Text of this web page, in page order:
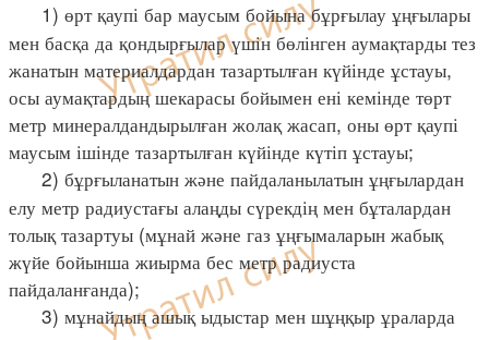
1) өрт қаупі бар маусым бойына бұрғылау ұңғылары
мен басқа да қондырғылар үшін бөлінген аумақтарды тез
жанатын материалдардан тазартылған күйінде ұстауы,
осы аумақтардың шекарасы бойымен ені кемінде төрт
метр минералдандырылған жолақ жасап, оны өрт қаупі
маусым ішінде тазартылған күйінде күтіп ұстауы;
2) бұрғыланатын және пайдаланылатын ұңғылардан
елу метр радиустағы алаңды сүрекдің мен бұталардан
толық тазартуы (мұнай және газ ұңғымаларын жабық
жүйе бойынша жиырма бес метр радиуста
пайдаланғанда);
3) мұнайдың ашық ыдыстар мен шұңқыр ұраларда